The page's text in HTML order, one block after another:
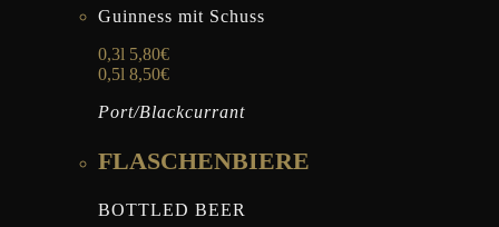
Guinness mit Schuss
0,3l 5,80€
0,5l 8,50€
Port/Blackcurrant
FLASCHENBIERE
BOTTLED BEER